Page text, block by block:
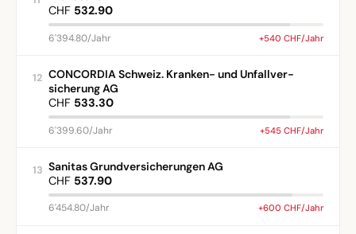
CHF 532.90
6'394.80/Jahr +540 CHF/Jahr
12 CONCORDIA Schweiz. Kranken- und Unfallver-
sicherung AG
CHF 533.30
6'399.60/Jahr +545 CHF/Jahr
13 Sanitas Grundversicherungen AG
CHF 537.90
6'454.80/Jahr +600 CHF/Jahr